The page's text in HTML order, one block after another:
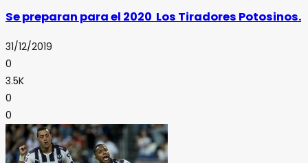
Se preparan para el 2020 Los Tiradores Potosinos.
31/12/2019
0
3.5K
0
0